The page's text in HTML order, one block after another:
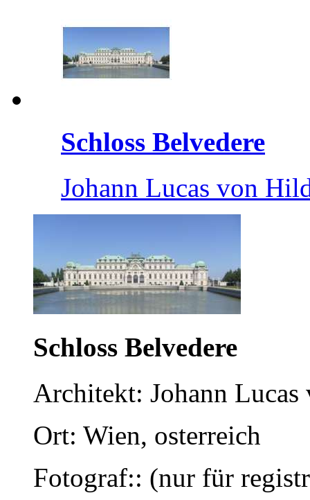
Schloss Belvedere
Johann Lucas von
Schloss Belvedere
Architekt: Johann
Ort: Wien, osterreich
Fotograf:: (nur für